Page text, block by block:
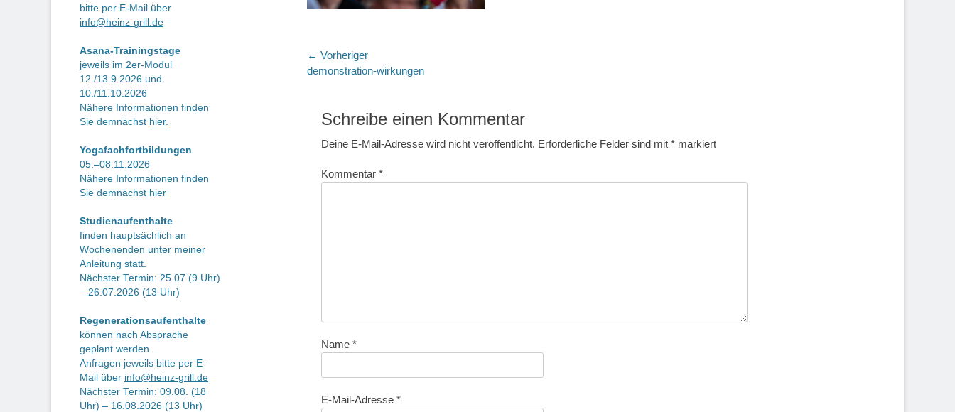
Beitragsnavigation
← Vorheriger
Vorheriger
demonstration-wirkungen
Schreibe einen Kommentar
Deine E-Mail-Adresse wird nicht veröffentlicht. Erforderliche Felder sind mit * markiert
Kommentar *
Name *
E-Mail-Adresse *
bitte per E-Mail über
info@heinz-grill.de
Asana-Trainingstage
jeweils im 2er-Modul
12./13.9.2026 und
10./11.10.2026
Nähere Informationen finden
Sie demnächst hier.
Yogafachfortbildungen
05.–08.11.2026
Nähere Informationen finden
Sie demnächst hier
Studienaufenthalte
finden hauptsächlich an
Wochenenden unter meiner
Anleitung statt.
Nächster Termin: 25.07 (9 Uhr)
– 26.07.2026 (13 Uhr)
Regenerationsaufenthalte
können nach Absprache
geplant werden.
Anfragen jeweils bitte per E-
Mail über info@heinz-grill.de
Nächster Termin: 09.08. (18
Uhr) – 16.08.2026 (13 Uhr)